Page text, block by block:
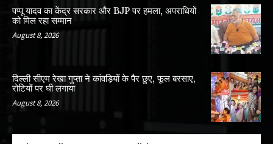
पप्पू यादव का केंद्र सरकार और BJP पर हमला, अपराधियों
को मिल रहा सम्मान
August 8, 2026
दिल्ली सीएम रेखा गुप्ता ने कांवड़ियों के पैर छुए, फूल बरसाए,
रोटियों पर घी लगाया
August 8, 2026